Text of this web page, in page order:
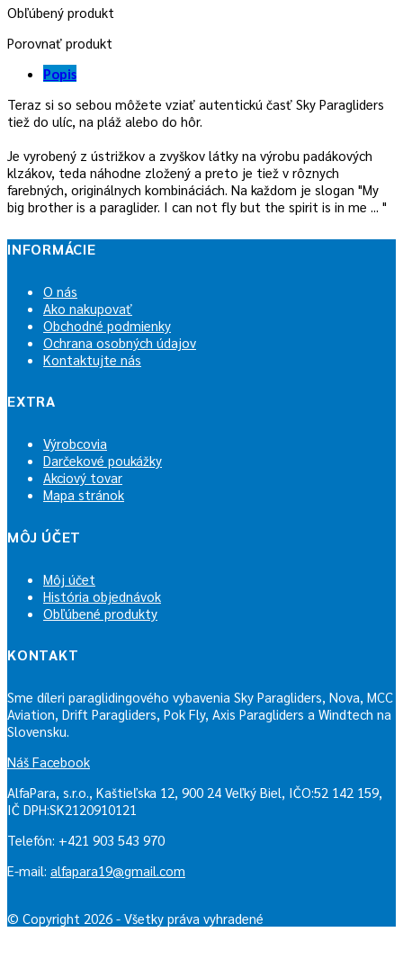
Obľúbený produkt
Porovnať produkt
Popis
Teraz si so sebou môžete vziať autentickú časť Sky Paragliders
tiež do ulíc, na pláž alebo do hôr.
Je vyrobený z ústrižkov a zvyškov látky na výrobu padákových
klzákov, teda náhodne zložený a preto je tiež v rôznych
farebných, originálnych kombináciách. Na každom je slogan "My
big brother is a paraglider. I can not fly but the spirit is in me ... "
INFORMÁCIE
O nás
Ako nakupovať
Obchodné podmienky
Ochrana osobných údajov
Kontaktujte nás
EXTRA
Výrobcovia
Darčekové poukážky
Akciový tovar
Mapa stránok
MÔJ ÚČET
Môj účet
História objednávok
Obľúbené produkty
KONTAKT
Sme díleri paraglidingového vybavenia Sky Paragliders, Nova, MCC
Aviation, Drift Paragliders, Pok Fly, Axis Paragliders a Windtech na
Slovensku.
Náš Facebook
AlfaPara, s.r.o., Kaštieľska 12, 900 24 Veľký Biel, IČO:52 142 159,
IČ DPH:SK2120910121
Telefón: +421 903 543 970
E-mail: alfapara19@gmail.com
© Copyright 2026 - Všetky práva vyhradené